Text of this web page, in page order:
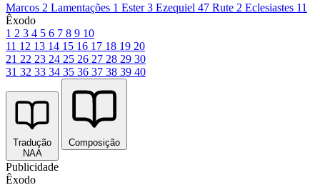
Marcos 2 Lamentações 1 Ester 3 Ezequiel 47 Rute 2 Eclesiastes 11
Êxodo
1 2 3 4 5 6 7 8 9 10
11 12 13 14 15 16 17 18 19 20
21 22 23 24 25 26 27 28 29 30
31 32 33 34 35 36 37 38 39 40
Tradução
NAA
Composição
Publicidade
Êxodo